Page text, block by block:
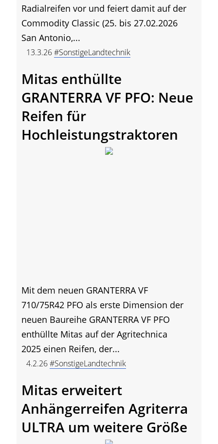
Radialreifen vor und feiert damit auf der
Commodity Classic (25. bis 27.02.2026
San Antonio,...
13.3.26#SonstigeLandtechnik
Mitas enthüllte
GRANTERRA VF PFO: Neue
Reifen für
Hochleistungstraktoren
Mit dem neuen GRANTERRA VF
710/75R42 PFO als erste Dimension der
neuen Baureihe GRANTERRA VF PFO
enthüllte Mitas auf der Agritechnica
2025 einen Reifen, der...
4.2.26#SonstigeLandtechnik
Mitas erweitert
Anhängerreifen Agriterra
ULTRA um weitere Größe